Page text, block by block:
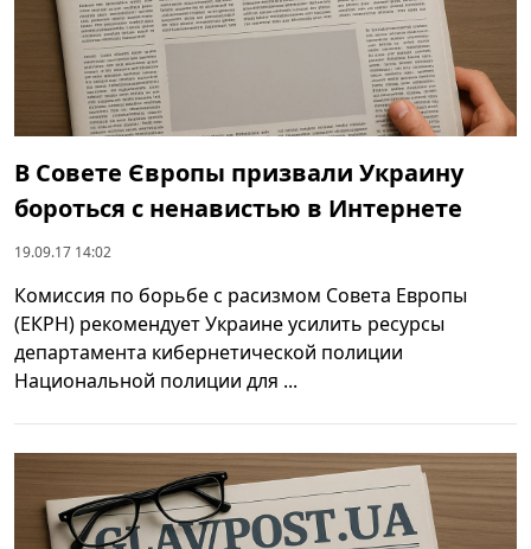
В Совете Європы призвали Украину
бороться с ненавистью в Интернете
19.09.17 14:02
Комиссия по борьбе с расизмом Совета Европы
(ЕКРН) рекомендует Украине усилить ресурсы
департамента кибернетической полиции
Национальной полиции для ...